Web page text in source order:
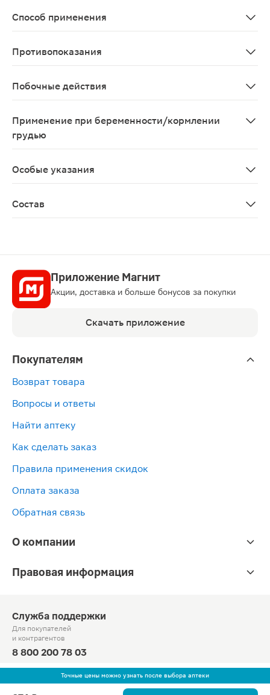
Точные цены можно узнать после выбора аптеки
Способ применения
Противопоказания
Побочные действия
Применение при беременности/кормлении
грудью
Особые указания
Состав
Приложение Магнит
Акции, доставка и больше бонусов за покупки
Скачать приложение
Покупателям
Возврат товара
Вопросы и ответы
Найти аптеку
Как сделать заказ
Правила применения скидок
Оплата заказа
Обратная связь
О компании
Правовая информация
Служба поддержки
Для покупателей
и контрагентов
8 800 200 78 03
Круглосуточно, звонок по России бесплатный
© Официальный сайт сети «Магнит».